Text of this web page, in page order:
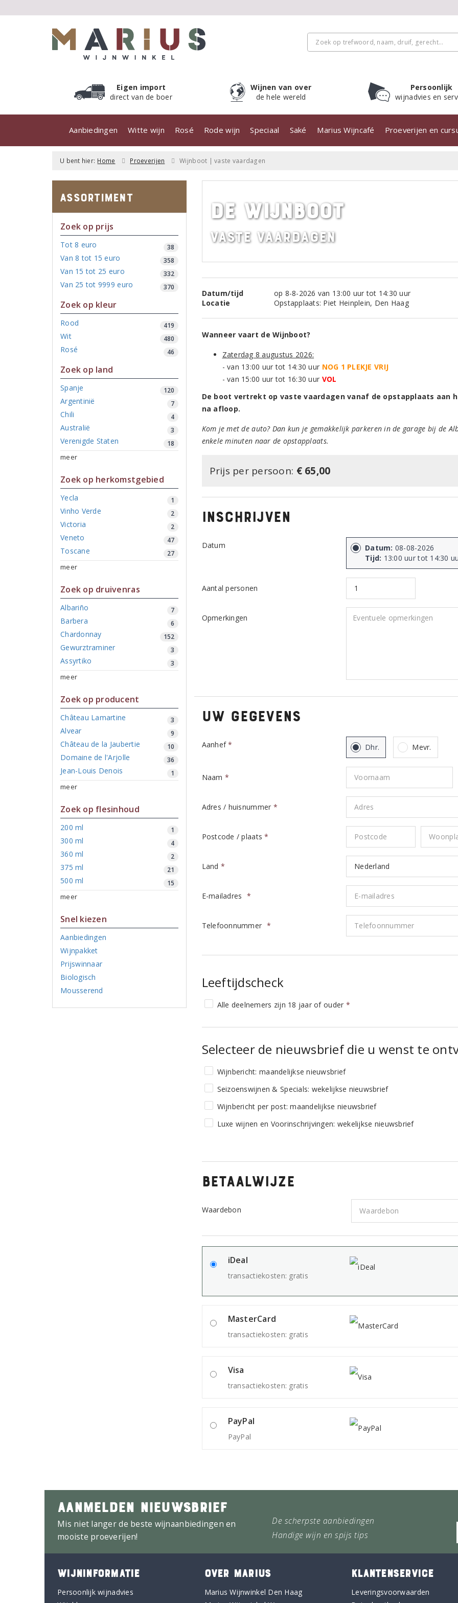
Eigen import
direct van de boer
Wijnen van over
de hele wereld
Persoonlijk
wijnadvies en
Aanbiedingen Witte wijn Rosé Rode wijn Speciaal Saké Marius Wijncafé Proeverijen en
U bent hier: Home Proeverijen Wijnboot | vaste vaardagen
Assortiment
Zoek op prijs
Tot 8 euro 38
Van 8 tot 15 euro 358
Van 15 tot 25 euro 332
Van 25 tot 9999 euro 370
Zoek op kleur
Rood 419
Wit 480
Rosé 46
Zoek op land
Spanje 120
Argentinië 7
Chili 4
Australië 3
Verenigde Staten 18
meer
Zoek op herkomstgebied
Yecla 1
Vinho Verde 2
Victoria 2
Veneto 47
Toscane 27
meer
Zoek op druivenras
Albariño 7
Barbera 6
Chardonnay 152
Gewurztraminer 3
Assyrtiko 3
meer
Zoek op producent
Château Lamartine 3
Alvear 9
Château de la Jaubertie 10
Domaine de l'Arjolle 36
Jean-Louis Denois 1
meer
Zoek op flesinhoud
200 ml 1
300 ml 4
360 ml 2
375 ml 21
500 ml 15
meer
Snel kiezen
Aanbiedingen
Wijnpakket
Prijswinnaar
Biologisch
Mousserend
De wijnboot
Vaste vaardagen
Datum/tijd
op 8-8-2026 van 13:00 uur tot 14:30 uur
Locatie
Opstapplaats: Piet Heinplein, Den Haag
Wanneer vaart de Wijnboot?
Zaterdag 8 augustus 2026:
- van 13:00 uur tot 14:30 uur NOG 1 PLEKJE VRIJ
- van 15:00 uur tot 16:30 uur VOL
De boot vertrekt op vaste vaardagen vanaf de opstapplaats aan
na afloop.
Kom je met de auto? Dan kun je gemakkelijk parkeren in de garage bij de
enkele minuten naar de opstapplaats.
Prijs per persoon: € 65,00
Inschrijven
Datum Datum: 08-08-2026
Tijd: 13:00 uur tot 14:30
Aantal personen
Opmerkingen
Uw gegevens
Aanhef * Dhr. Mevr.
Naam *
Adres / huisnummer *
Postcode / plaats *
Land *
E-mailadres *
Telefoonnummer *
Leeftijdscheck
Alle deelnemers zijn 18 jaar of ouder *
Selecteer de nieuwsbrief die u wenst te
Wijnbericht: maandelijkse nieuwsbrief
Seizoenswijnen & Specials: wekelijkse nieuwsbrief
Wijnbericht per post: maandelijkse nieuwsbrief
Luxe wijnen en Voorinschrijvingen: wekelijkse nieuwsbrief
Betaalwijze
Waardebon
iDeal
transactiekosten: gratis
MasterCard
transactiekosten: gratis
Visa
transactiekosten: gratis
PayPal
PayPal
AANMELDEN NIEUWSBRIEF
Mis niet langer de beste wijnaanbiedingen en
mooiste proeverijen!
De scherpste aanbiedingen
Handige wijn en spijs tips
WIJNINFORMATIE
Persoonlijk wijnadvies
OVER MARIUS
Marius Wijnwinkel Den Haag
KLANTENSERVICE
Leveringsvoorwaarden